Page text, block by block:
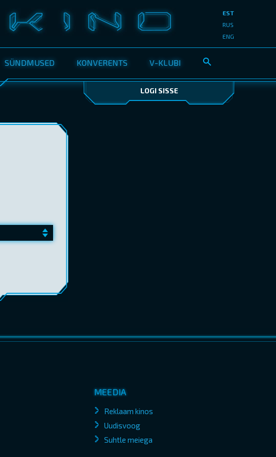
SÜNDMUSED KONVERENTS V-KLUBI
EST
RUS
ENG
LOGI SISSE
MEEDIA
Reklaam kinos
Uudisvoog
Suhtle meiega